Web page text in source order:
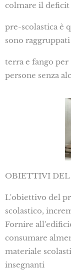
colmare il deficit
pre-scolastica è
sono
terra e fango
persone senza
OBIETTIVI
L'obiettivo del
scolastico,
Fornire
consumare
materiale
insegnanti